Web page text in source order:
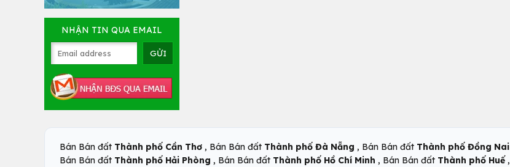
NHẬN TIN QUA EMAIL
Bán Bán đất Thành phố Cần Thơ , Bán Bán đất Thành phố Đà Nẵng , Bán Bán đất Thành phố Đồng Nai
Bán Bán đất Thành phố Hải Phòng , Bán Bán đất Thành phố Hồ Chí Minh , Bán Bán đất Thành phố Huế ,